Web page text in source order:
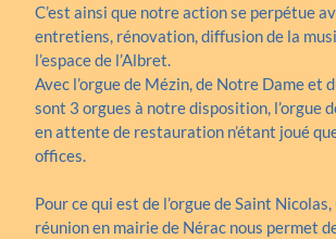
C’est ainsi que notre action se perpétue
entretiens, rénovation, diffusion de la
l’espace de l’Albret.
Avec l’orgue de Mézin, de Notre Dame et
sont 3 orgues à notre disposition, l’orgue
en attente de restauration n’étant joué
offices.
Pour ce qui est de l’orgue de Saint
réunion en mairie de Nérac nous permet